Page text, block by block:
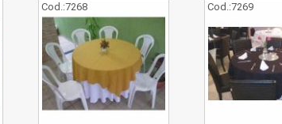
Cod.:7268 Cod.:7269